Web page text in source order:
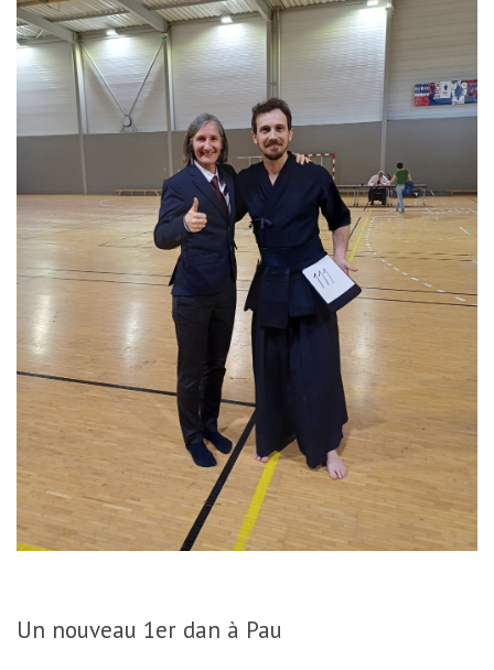
Un nouveau 1er dan à Pau